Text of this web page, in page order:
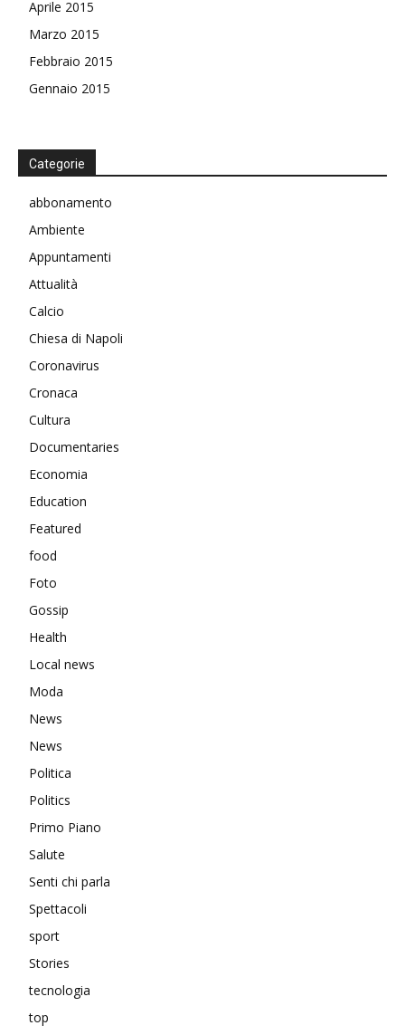
Aprile 2015
Marzo 2015
Febbraio 2015
Gennaio 2015
Categorie
abbonamento
Ambiente
Appuntamenti
Attualità
Calcio
Chiesa di Napoli
Coronavirus
Cronaca
Cultura
Documentaries
Economia
Education
Featured
food
Foto
Gossip
Health
Local news
Moda
News
News
Politica
Politics
Primo Piano
Salute
Senti chi parla
Spettacoli
sport
Stories
tecnologia
top